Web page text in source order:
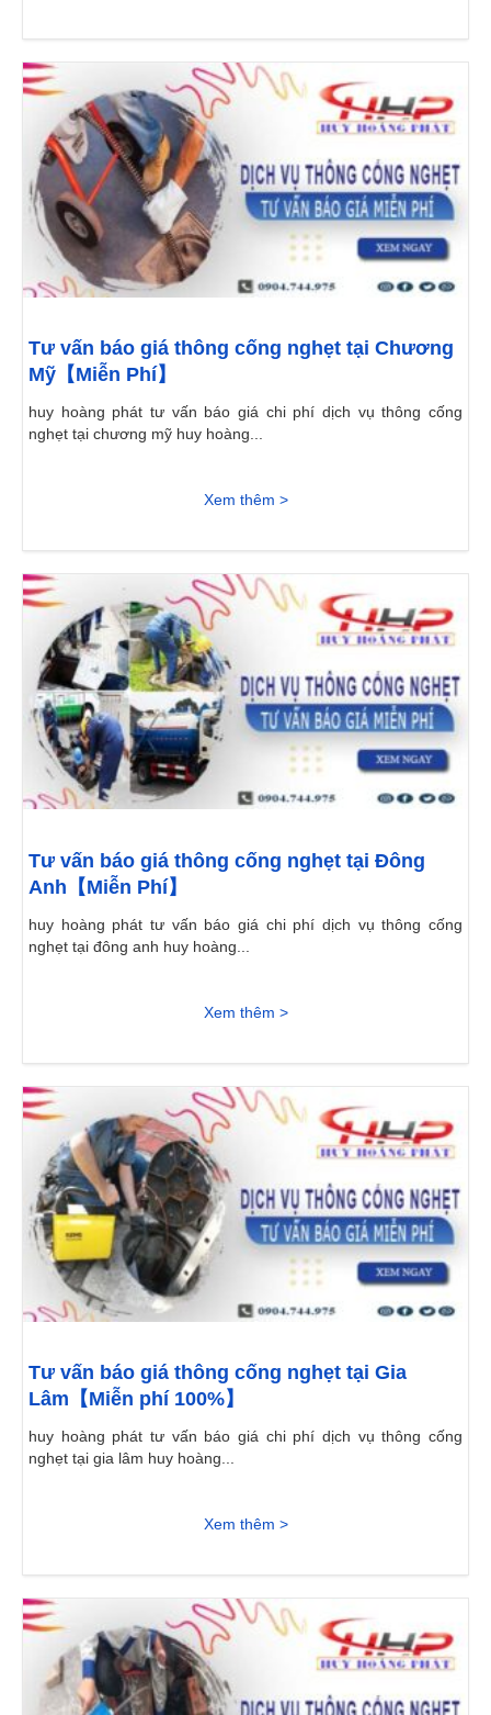
Tư vấn báo giá thông cống nghẹt tại Chương
Mỹ【Miễn Phí】
huy hoàng phát tư vấn báo giá chi phí dịch vụ thông cống
nghẹt tại chương mỹ huy hoàng...
Xem thêm >
Tư vấn báo giá thông cống nghẹt tại Đông
Anh【Miễn Phí】
huy hoàng phát tư vấn báo giá chi phí dịch vụ thông cống
nghẹt tại đông anh huy hoàng...
Xem thêm >
Tư vấn báo giá thông cống nghẹt tại Gia
Lâm【Miễn phí 100%】
huy hoàng phát tư vấn báo giá chi phí dịch vụ thông cống
nghẹt tại gia lâm huy hoàng...
Xem thêm >